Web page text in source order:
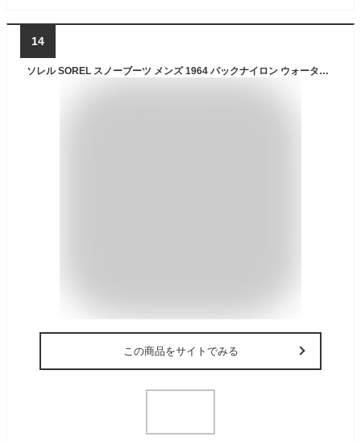
14
ソレル SOREL スノーブーツ メンズ 1964 パックナイロン ウォータープルーフ 防水 防寒 ウィンターブーツ NM5189
この商品をサイトでみる